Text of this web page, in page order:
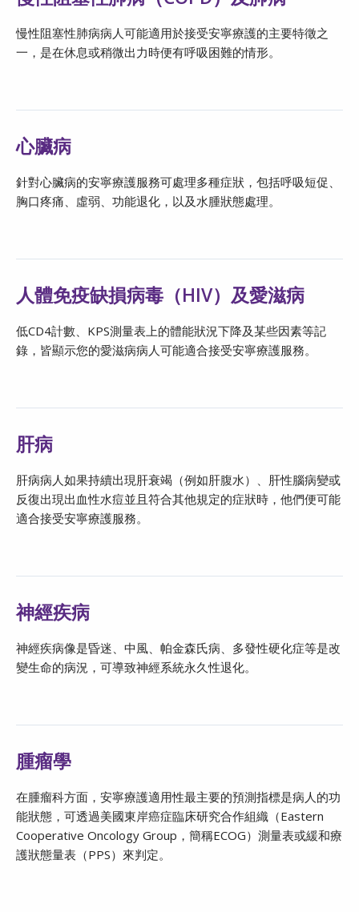
慢性阻塞性肺病病人可能適用於接受安寧療護的主要特徵之
一，是在休息或稍微出力時便有呼吸困難的情形。
心臟病
針對心臟病的安寧療護服務可處理多種症狀，包括呼吸短促、
胸口疼痛、虛弱、功能退化，以及水腫狀態處理。
人體免疫缺損病毒（HIV）及愛滋病
低CD4計數、KPS測量表上的體能狀況下降及某些因素等記
錄，皆顯示您的愛滋病病人可能適合接受安寧療護服務。
肝病
肝病病人如果持續出現肝衰竭（例如肝腹水）、肝性腦病變或
反復出現出血性水痘並且符合其他規定的症狀時，他們便可能
適合接受安寧療護服務。
神經疾病
神經疾病像是昏迷、中風、帕金森氏病、多發性硬化症等是改
變生命的病況，可導致神經系統永久性退化。
腫瘤學
在腫瘤科方面，安寧療護適用性最主要的預測指標是病人的功
能狀態，可透過美國東岸癌症臨床研究合作組織（Eastern
Cooperative Oncology Group，簡稱ECOG）測量表或緩和療
護狀態量表（PPS）來判定。